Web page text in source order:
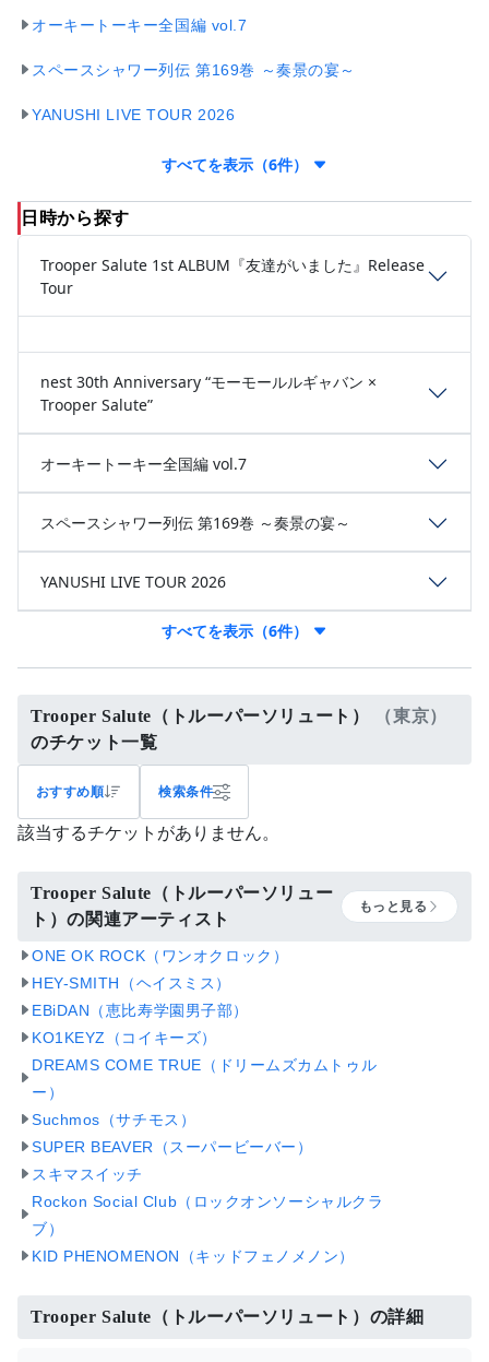
オーキートーキー全国編 vol.7
スペースシャワー列伝 第169巻 ～奏景の宴～
YANUSHI LIVE TOUR 2026
すべてを表示（6件）
日時から探す
Trooper Salute 1st ALBUM『友達がいました』Release
Tour
nest 30th Anniversary “モーモールルギャバン ×
Trooper Salute”
オーキートーキー全国編 vol.7
スペースシャワー列伝 第169巻 ～奏景の宴～
YANUSHI LIVE TOUR 2026
すべてを表示（6件）
Trooper Salute（トルーパーソリュート）
（東京）
のチケット一覧
おすすめ順 検索条件
該当するチケットがありません。
Trooper Salute（トルーパーソリュー
ト）の関連アーティスト
もっと見る
ONE OK ROCK（ワンオクロック）
HEY-SMITH（ヘイスミス）
EBiDAN（恵比寿学園男子部）
KO1KEYZ（コイキーズ）
DREAMS COME TRUE（ドリームズカムトゥル
ー）
Suchmos（サチモス）
SUPER BEAVER（スーパービーバー）
スキマスイッチ
Rockon Social Club（ロックオンソーシャルクラ
ブ）
KID PHENOMENON（キッドフェノメノン）
Trooper Salute（トルーパーソリュート）の詳細